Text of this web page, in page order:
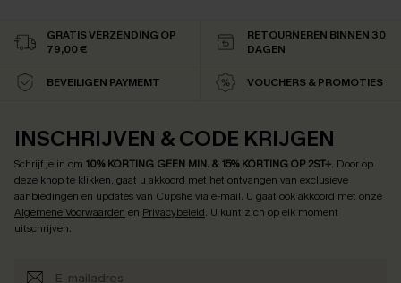
GRATIS VERZENDING OP
79,00 €
RETOURNEREN BINNEN 30
DAGEN
BEVEILIGEN PAYMEMT VOUCHERS & PROMOTIES
INSCHRIJVEN & CODE KRIJGEN
Schrijf je in om 10% KORTING GEEN MIN. & 15% KORTING OP 2ST+. Door op
deze knop te klikken, gaat u akkoord met het ontvangen van exclusieve
aanbiedingen en updates van Cupshe via e-mail. U gaat ook akkoord met onze
Algemene Voorwaarden en Privacybeleid. U kunt zich op elk moment
uitschrijven.